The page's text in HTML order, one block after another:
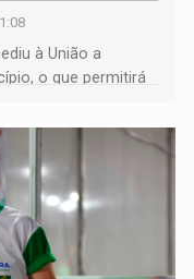
à União a
o que permitirá